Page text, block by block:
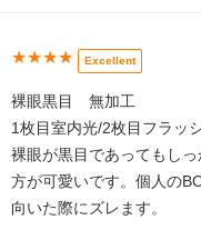
★★★★ Excellent
裸眼黒目 無加工
1枚目室内光/2枚目フラッ
裸眼が黒目であってもし
方が可愛いです。個人の
向いた際にズレます。